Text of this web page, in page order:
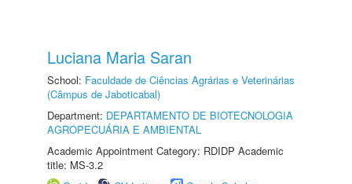
Luciana Maria Saran
School: Faculdade de Ciências Agrárias e Veterinárias
(Câmpus de Jaboticabal)
Department: DEPARTAMENTO DE BIOTECNOLOGIA
AGROPECUÁRIA E AMBIENTAL
Academic Appointment Category: RDIDP Academic
title: MS-3.2